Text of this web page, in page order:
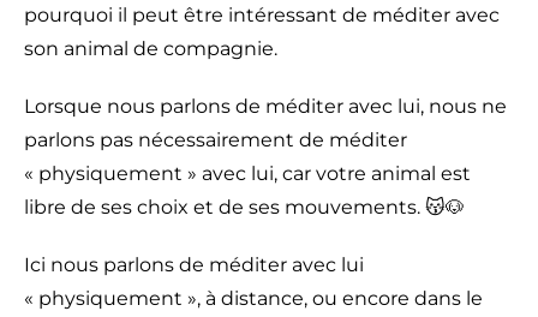
pourquoi il peut être intéressant de méditer avec
son animal de compagnie.
Lorsque nous parlons de méditer avec lui, nous ne
parlons pas nécessairement de méditer
« physiquement » avec lui, car votre animal est
libre de ses choix et de ses mouvements. 😽🐶
Ici nous parlons de méditer avec lui
« physiquement », à distance, ou encore dans le